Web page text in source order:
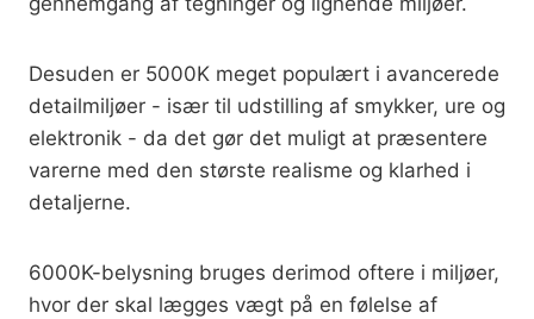
Desuden er 5000K meget populært i avancerede
detailmiljøer - især til udstilling af smykker, ure og
elektronik - da det gør det muligt at præsentere
varerne med den største realisme og klarhed i
detaljerne.
6000K-belysning bruges derimod oftere i miljøer,
hvor der skal lægges vægt på en følelse af